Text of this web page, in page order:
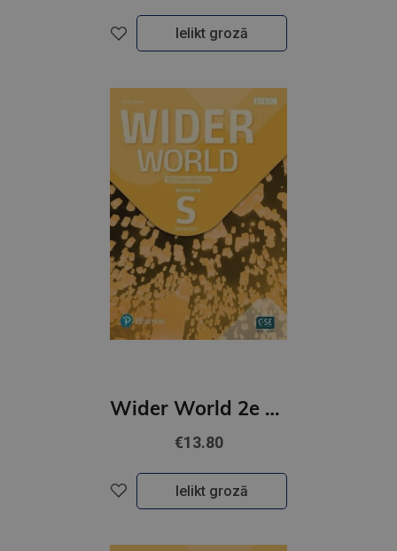
Ielikt grozā
Wider World 2e Starter Workbook with App
€13.80
Ielikt grozā